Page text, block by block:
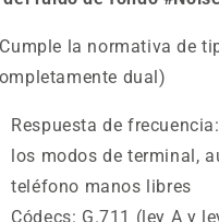
la normativa de
dual)
Respuesta de
los modos de terminal,
teléfono manos libres
Códecs: G.711 (ley A y